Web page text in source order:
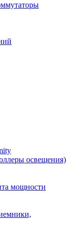
освещения)
мощности